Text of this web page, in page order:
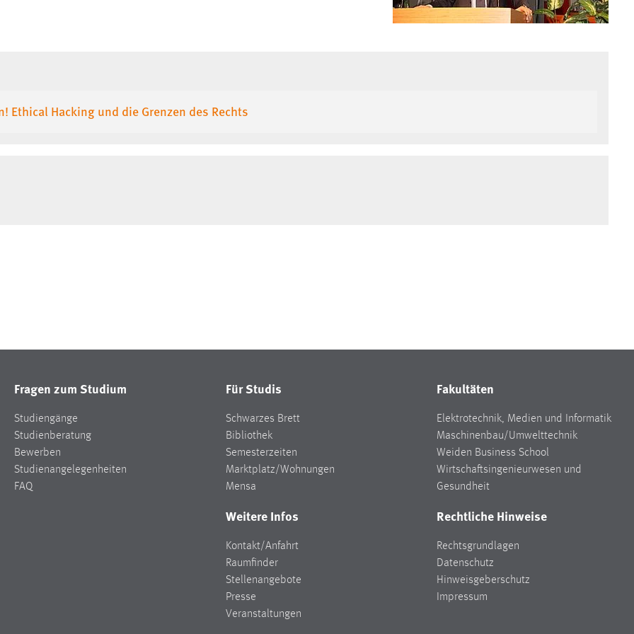
Ethical Hacking und die Grenzen des Rechts
Fragen zum Studium
Studiengänge
Studienberatung
Bewerben
Studienangelegenheiten
FAQ
Für Studis
Schwarzes Brett
Bibliothek
Semesterzeiten
Marktplatz/Wohnungen
Mensa
Fakultäten
Elektrotechnik, Medien und Informatik
Maschinenbau/Umwelttechnik
Weiden Business School
Wirtschaftsingenieurwesen und
Gesundheit
Weitere Infos
Kontakt/Anfahrt
Raumfinder
Stellenangebote
Presse
Veranstaltungen
Rechtliche Hinweise
Rechtsgrundlagen
Datenschutz
Hinweisgeberschutz
Impressum